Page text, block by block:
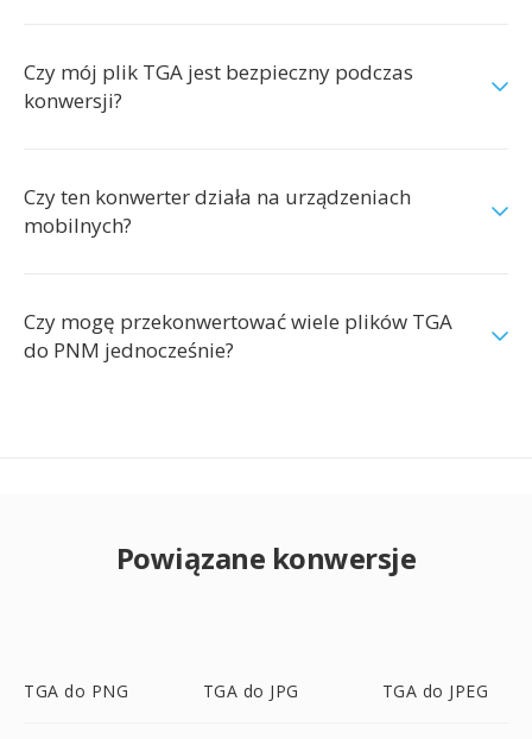
Czy mój plik TGA jest bezpieczny podczas
konwersji?
Czy ten konwerter działa na urządzeniach
mobilnych?
Czy mogę przekonwertować wiele plików TGA
do PNM jednocześnie?
Powiązane konwersje
TGA do PNG TGA do JPG TGA do JPEG